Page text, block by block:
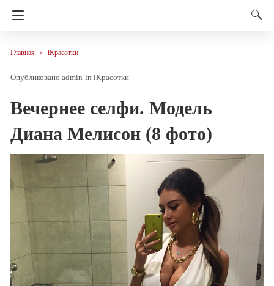
Главная iКрасотки
admin in iКрасотки
Вечернее селфи. Модель
Диана Мелисон (8 фото)